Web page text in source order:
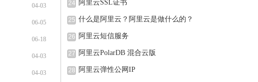
04-03
06-05
06-18
04-03
04-03
24 阿里云SSL证书
25 什么是阿里云？阿里云是做什么的？
26 阿里云短信服务
27 阿里云PolarDB 混合云版
28 阿里云弹性公网IP